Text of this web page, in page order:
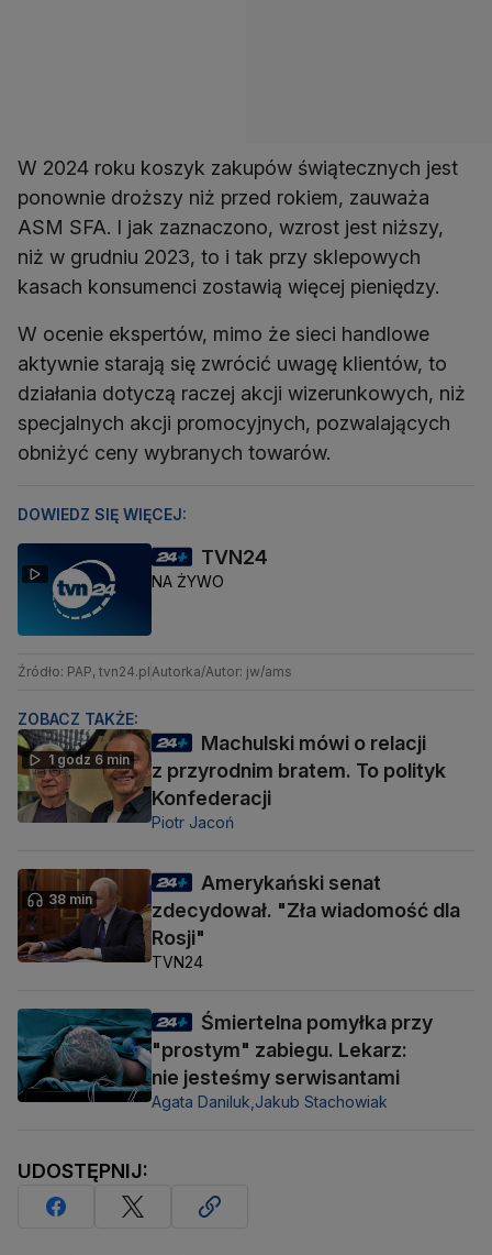
W 2024 roku koszyk zakupów świątecznych jest
ponownie droższy niż przed rokiem, zauważa
ASM SFA. I jak zaznaczono, wzrost jest niższy,
niż w grudniu 2023, to i tak przy sklepowych
kasach konsumenci zostawią więcej pieniędzy.
W ocenie ekspertów, mimo że sieci handlowe
aktywnie starają się zwrócić uwagę klientów, to
działania dotyczą raczej akcji wizerunkowych, niż
specjalnych akcji promocyjnych, pozwalających
obniżyć ceny wybranych towarów.
DOWIEDZ SIĘ WIĘCEJ:
TVN24
NA ŻYWO
Źródło: PAP, tvn24.plAutorka/Autor: jw/ams
ZOBACZ TAKŻE:
1 godz 6 min
Machulski mówi o relacji
z przyrodnim bratem. To polityk
Konfederacji
Piotr Jacoń
38 min
Amerykański senat
zdecydował. "Zła wiadomość dla
Rosji"
TVN24
Śmiertelna pomyłka przy
"prostym" zabiegu. Lekarz:
nie jesteśmy serwisantami
Agata Daniluk, Jakub Stachowiak
UDOSTĘPNIJ: